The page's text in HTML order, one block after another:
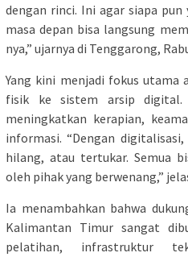
dengan rinci. Ini agar siapa
masa depan bisa langsung
nya,” ujarnya di Tenggarong,
Yang kini menjadi fokus utama
fisik ke sistem arsip
meningkatkan kerapian,
informasi. “Dengan
hilang, atau tertukar. Semua
oleh pihak yang berwenang,”
Ia menambahkan bahwa
Kalimantan Timur sangat
pelatihan, infrastruktur